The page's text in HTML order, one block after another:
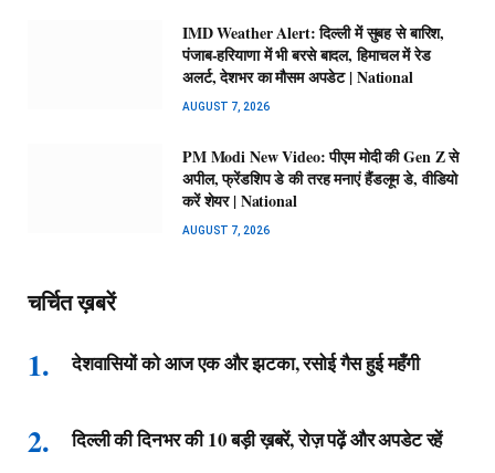
IMD Weather Alert: दिल्ली में सुबह से बारिश,
पंजाब-हरियाणा में भी बरसे बादल, हिमाचल में रेड
अलर्ट, देशभर का मौसम अपडेट | National
AUGUST 7, 2026
PM Modi New Video: पीएम मोदी की Gen Z से
अपील, फ्रेंडशिप डे की तरह मनाएं हैंडलूम डे, वीडियो
करें शेयर | National
AUGUST 7, 2026
चर्चित ख़बरें
देशवासियों को आज एक और झटका, रसोई गैस हुई महँगी
दिल्ली की दिनभर की 10 बड़ी ख़बरें, रोज़ पढ़ें और अपडेट रहें